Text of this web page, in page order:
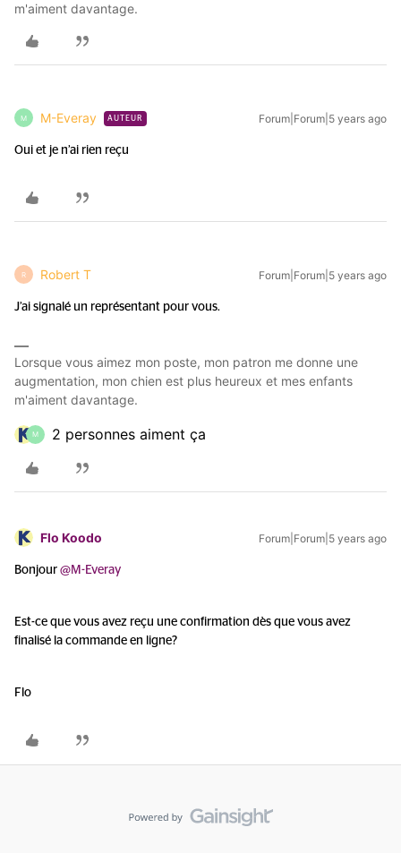
m'aiment davantage.
M M-Everay AUTEUR Forum|Forum|5 years ago
Oui et je n’ai rien reçu
R Robert T Forum|Forum|5 years ago
J’ai signalé un représentant pour vous.
Lorsque vous aimez mon poste, mon patron me donne une
augmentation, mon chien est plus heureux et mes enfants
m'aiment davantage.
M 2 personnes aiment ça
Flo Koodo Forum|Forum|5 years ago
Bonjour @M-Everay
Est-ce que vous avez reçu une confirmation dès que vous avez
finalisé la commande en ligne?
Flo